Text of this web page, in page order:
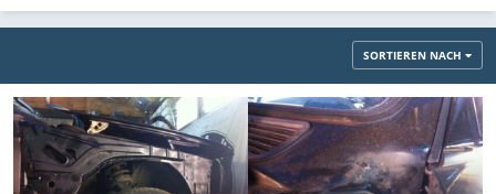
SORTIEREN NACH